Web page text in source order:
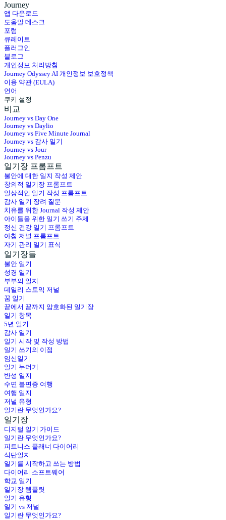
Journey
앱 다운로드
도움말 데스크
포럼
큐레이트
플러그인
블로그
개인정보 처리방침
Journey Odyssey AI 개인정보 보호정책
이용 약관 (EULA)
언어
쿠키 설정
비교
Journey vs Day One
Journey vs Daylio
Journey vs Five Minute Journal
Journey vs 감사 일기
Journey vs Jour
Journey vs Penzu
일기장 프롬프트
불안에 대한 일지 작성 제안
창의적 일기장 프롬프트
일상적인 일기 작성 프롬프트
감사 일기 장려 질문
치유를 위한 Journal 작성 제안
아이들을 위한 일기 쓰기 주제
정신 건강 일기 프롬프트
아침 저널 프롬프트
자기 관리 일기 표식
일기장들
불안 일기
성경 일기
부부의 일지
데일리 스토익 저널
꿈 일기
끝에서 끝까지 암호화된 일기장
일기 항목
5년 일기
감사 일기
일기 시작 및 작성 방법
일기 쓰기의 이점
임신일기
일기 누더기
반성 일지
수면 불면증 여행
여행 일지
저널 유형
일기란 무엇인가요?
일기장
디지털 일기 가이드
일기란 무엇인가요?
피트니스 플래너 다이어리
식단일지
일기를 시작하고 쓰는 방법
다이어리 소프트웨어
학교 일기
일기장 템플릿
일기 유형
일기 vs 저널
일기란 무엇인가요?